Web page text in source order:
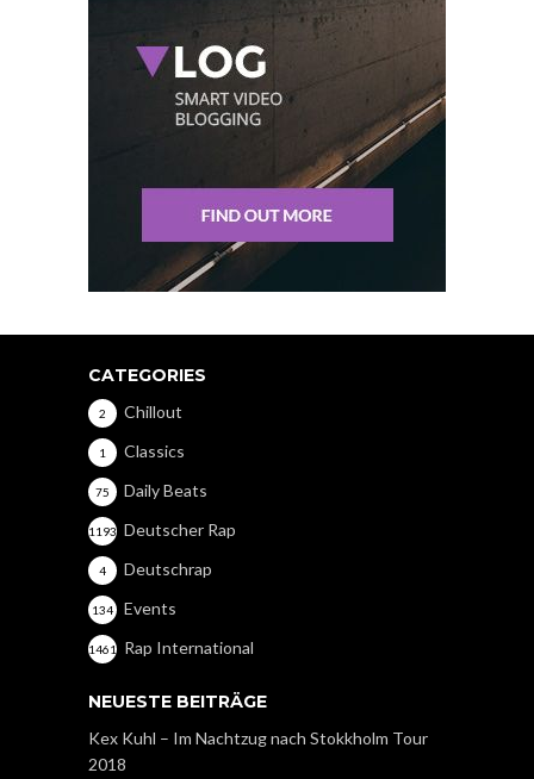
CATEGORIES
Chillout
2
Classics
1
Daily Beats
75
Deutscher Rap
1193
Deutschrap
4
Events
134
Rap International
1461
NEUESTE BEITRÄGE
Kex Kuhl – Im Nachtzug nach Stokkholm Tour
2018